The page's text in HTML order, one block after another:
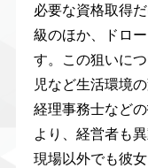
必要な資格取得
級のほか、ドロ
す。この狙いに
児など生活環境
経理事務士など
より、経営者も
現場以外でも彼